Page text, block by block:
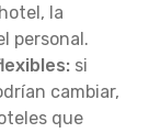
la
personal.
si
cambiar,
que